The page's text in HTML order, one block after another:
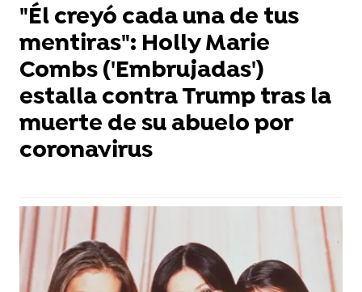
"Él creyó cada una de tus
mentiras": Holly Marie
Combs ('Embrujadas')
estalla contra Trump tras la
muerte de su abuelo por
coronavirus